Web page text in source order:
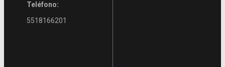
Teléfono:
5518166201